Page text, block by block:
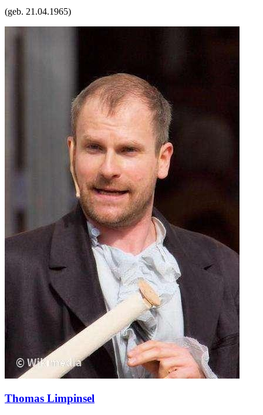
(geb. 21.04.1965)
Thomas Limpinsel